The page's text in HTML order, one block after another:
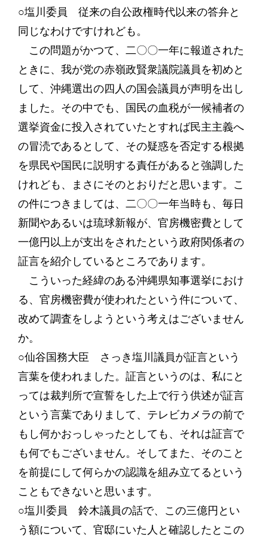
○塩川委員 従来の自公政権時代以来の答弁と
同じなわけですけれども。
この問題がかつて、二〇〇一年に報道された
ときに、我が党の赤嶺政賢衆議院議員を初めと
して、沖縄選出の四人の国会議員が声明を出し
ました。その中でも、国民の血税が一候補者の
選挙資金に投入されていたとすれば民主主義へ
の冒涜であるとして、その疑惑を否定する根拠
を県民や国民に説明する責任があると強調した
けれども、まさにそのとおりだと思います。こ
の件につきましては、二〇〇一年当時も、毎日
新聞やあるいは琉球新報が、官房機密費として
一億円以上が支出をされたという政府関係者の
証言を紹介しているところであります。
こういった経緯のある沖縄県知事選挙におけ
る、官房機密費が使われたという件について、
改めて調査をしようという考えはございません
か。
○仙谷国務大臣 さっき塩川議員が証言という
言葉を使われました。証言というのは、私にと
っては裁判所で宣誓をした上で行う供述が証言
という言葉でありまして、テレビカメラの前で
もし何かおっしゃったとしても、それは証言で
も何でもございません。そしてまた、そのこと
を前提にして何らかの認識を組み立てるという
こともできないと思います。
○塩川委員 鈴木議員の話で、この三億円とい
う額について、官邸にいた人と確認したとこの